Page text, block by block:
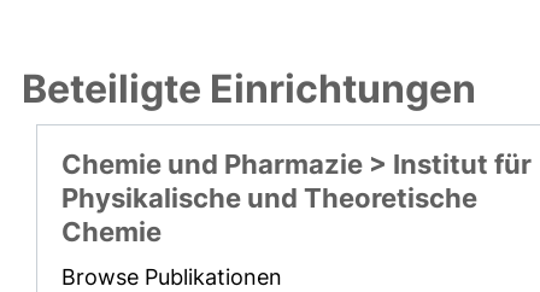
Beteiligte Einrichtungen
Chemie und Pharmazie > Institut für
Physikalische und Theoretische
Chemie
Browse Publikationen